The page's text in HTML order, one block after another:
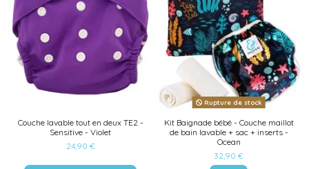
Couche lavable tout en deux TE2 -
Sensitive - Violet
24,90 €
Rupture de stock
Kit Baignade bébé - Couche maillot
de bain lavable + sac + inserts -
Ocean
32,90 €